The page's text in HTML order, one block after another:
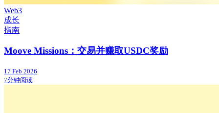
Web3
成长
指南
Moove Missions：交易并赚取USDC奖励
17 Feb 2026
7分钟阅读